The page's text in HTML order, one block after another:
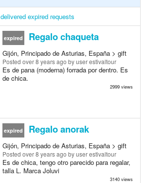
delivered expired requests
expired Regalo chaqueta
Gijón, Principado de Asturias, España > gift
Posted over 8 years ago by user estivaltour
Es de pana (moderna) forrada por dentro. Es
de chica.
2999 views
expired Regalo anorak
Gijón, Principado de Asturias, España > gift
Posted over 8 years ago by user estivaltour
Es de chica, tengo otro parecido para regalar,
talla L. Marca Joluvi
3140 views